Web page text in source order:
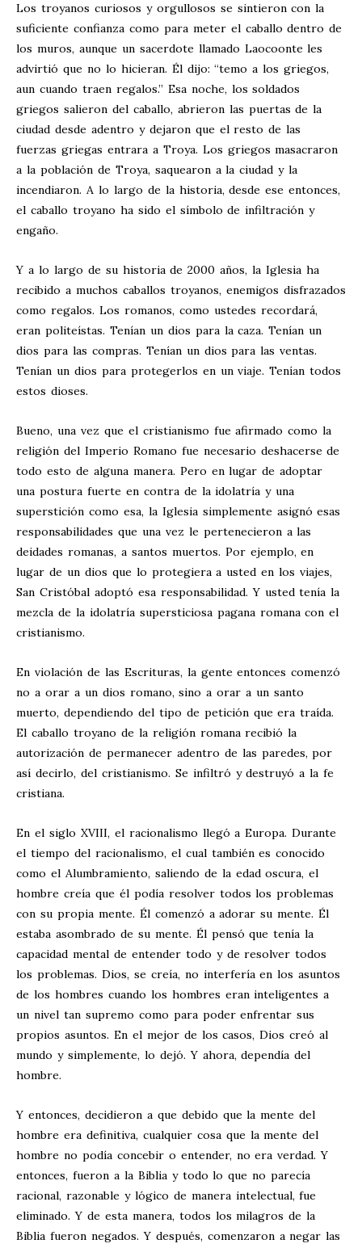
Los troyanos curiosos y orgullosos se sintieron con la
suficiente confianza como para meter el caballo dentro de
los muros, aunque un sacerdote llamado Laocoonte les
advirtió que no lo hicieran. Él dijo: “temo a los griegos,
aun cuando traen regalos.” Esa noche, los soldados
griegos salieron del caballo, abrieron las puertas de la
ciudad desde adentro y dejaron que el resto de las
fuerzas griegas entrara a Troya. Los griegos masacraron
a la población de Troya, saquearon a la ciudad y la
incendiaron. A lo largo de la historia, desde ese entonces,
el caballo troyano ha sido el símbolo de infiltración y
engaño.
Y a lo largo de su historia de 2000 años, la Iglesia ha
recibido a muchos caballos troyanos, enemigos disfrazados
como regalos. Los romanos, como ustedes recordará,
eran politeístas. Tenían un dios para la caza. Tenían un
dios para las compras. Tenían un dios para las ventas.
Tenían un dios para protegerlos en un viaje. Tenían todos
estos dioses.
Bueno, una vez que el cristianismo fue afirmado como la
religión del Imperio Romano fue necesario deshacerse de
todo esto de alguna manera. Pero en lugar de adoptar
una postura fuerte en contra de la idolatría y una
superstición como esa, la Iglesia simplemente asignó esas
responsabilidades que una vez le pertenecieron a las
deidades romanas, a santos muertos. Por ejemplo, en
lugar de un dios que lo protegiera a usted en los viajes,
San Cristóbal adoptó esa responsabilidad. Y usted tenía la
mezcla de la idolatría supersticiosa pagana romana con el
cristianismo.
En violación de las Escrituras, la gente entonces comenzó
no a orar a un dios romano, sino a orar a un santo
muerto, dependiendo del tipo de petición que era traída.
El caballo troyano de la religión romana recibió la
autorización de permanecer adentro de las paredes, por
así decirlo, del cristianismo. Se infiltró y destruyó a la fe
cristiana.
En el siglo XVIII, el racionalismo llegó a Europa. Durante
el tiempo del racionalismo, el cual también es conocido
como el Alumbramiento, saliendo de la edad oscura, el
hombre creía que él podía resolver todos los problemas
con su propia mente. Él comenzó a adorar su mente. Él
estaba asombrado de su mente. Él pensó que tenía la
capacidad mental de entender todo y de resolver todos
los problemas. Dios, se creía, no interfería en los asuntos
de los hombres cuando los hombres eran inteligentes a
un nivel tan supremo como para poder enfrentar sus
propios asuntos. En el mejor de los casos, Dios creó al
mundo y simplemente, lo dejó. Y ahora, dependía del
hombre.
Y entonces, decidieron a que debido que la mente del
hombre era definitiva, cualquier cosa que la mente del
hombre no podía concebir o entender, no era verdad. Y
entonces, fueron a la Biblia y todo lo que no parecía
racional, razonable y lógico de manera intelectual, fue
eliminado. Y de esta manera, todos los milagros de la
Biblia fueron negados. Y después, comenzaron a negar las